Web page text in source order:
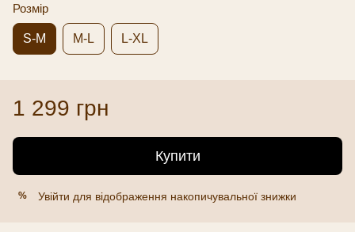
Розмір
S-M M-L L-XL
1 299 грн
Купити
% Увійти для відображення накопичувальної знижки